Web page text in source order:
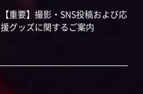
【重要】撮影・SNS投稿および応
援グッズに関するご案内